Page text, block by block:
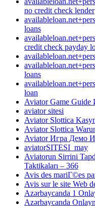
no credit check lender
loans
credit check payday
loans
loan
Aviator Game
aviator sitesi
Aviator Slottica
Aviator Slottica
Aviator Игра Демо
aviatorSITESI_may
Aviatorun Sirrini
Taktikaları – 366
Avis des mariГ©es
Avis sur le site Web
Azərbaycanda 1
Azərbaycanda